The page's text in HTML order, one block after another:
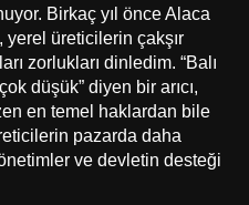
Birkaç yıl önce Alaca
yerel üreticilerin çakşır
zorlukları dinledim. “Balı
düşük” diyen bir arıcı,
en temel haklardan bile
pazarda daha
ve devletin desteği